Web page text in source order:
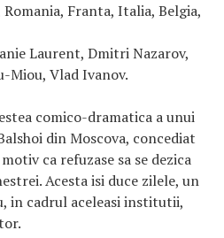
Romania, Franta, Italia, Belgia,
Laurent, Dmitri Nazarov,
Miou, Vlad Ivanov.
comico-dramatica a unui
din Moscova, concediat
ca refuzase sa se dezica
Acesta isi duce zilele, un
in cadrul aceleasi institutii,